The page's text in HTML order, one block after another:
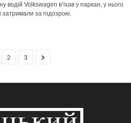
водій Volkswagen в’їхав у паркан, у нього
за підозрою.
2 3